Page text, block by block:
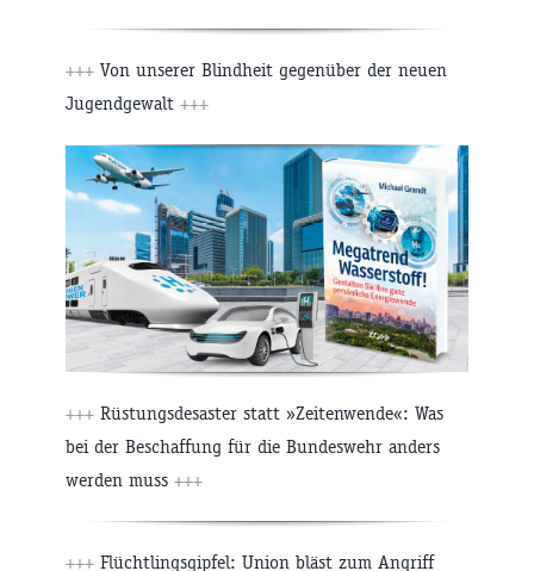
+++ Von unserer Blindheit gegenüber der neuen
Jugendgewalt +++
+++ Rüstungsdesaster statt »Zeitenwende«: Was
bei der Beschaffung für die Bundeswehr anders
werden muss +++
+++ Flüchtlingsgipfel: Union bläst zum Angriff